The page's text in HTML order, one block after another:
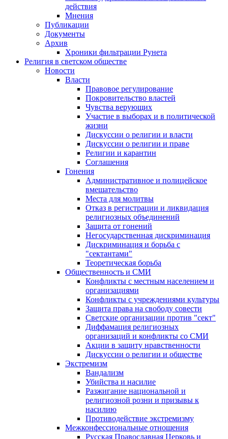
действия
Мнения
Публикации
Документы
Архив
Хроники фильтрации Рунета
Религия в светском обществе
Новости
Власти
Правовое регулирование
Покровительство властей
Чувства верующих
Участие в выборах и в политической
жизни
Дискуссии о религии и власти
Дискуссии о религии и праве
Религии и карантин
Соглашения
Гонения
Административное и полицейское
вмешательство
Места для молитвы
Отказ в регистрации и ликвидация
религиозных объединений
Защита от гонений
Негосударственная дискриминация
Дискриминация и борьба с
"сектантами"
Теоретическая борьба
Общественность и СМИ
Конфликты с местным населением и
организациями
Конфликты с учреждениями культуры
Защита права на свободу совести
Светские организации против "сект"
Диффамация религиозных
организаций и конфликты со СМИ
Акции в защиту нравственности
Дискуссии о религии и обществе
Экстремизм
Вандализм
Убийства и насилие
Разжигание национальной и
религиозной розни и призывы к
насилию
Противодействие экстремизму
Межконфессиональные отношения
Русская Православная Церковь и